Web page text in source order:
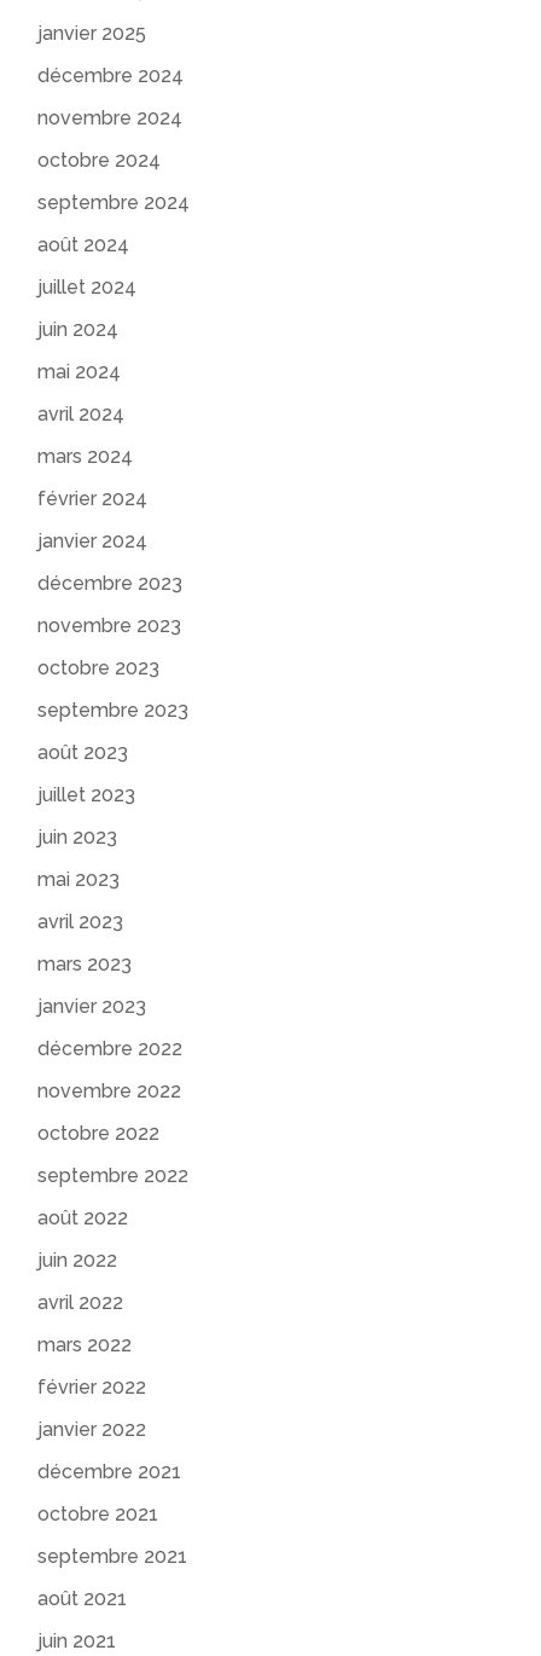
janvier 2025
décembre 2024
novembre 2024
octobre 2024
septembre 2024
août 2024
juillet 2024
juin 2024
mai 2024
avril 2024
mars 2024
février 2024
janvier 2024
décembre 2023
novembre 2023
octobre 2023
septembre 2023
août 2023
juillet 2023
juin 2023
mai 2023
avril 2023
mars 2023
janvier 2023
décembre 2022
novembre 2022
octobre 2022
septembre 2022
août 2022
juin 2022
avril 2022
mars 2022
février 2022
janvier 2022
décembre 2021
octobre 2021
septembre 2021
août 2021
juin 2021